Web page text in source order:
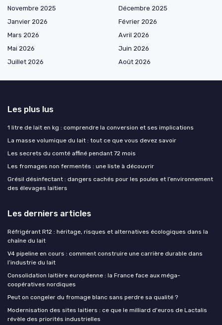
Novembre 2025
Décembre 2025
Janvier 2026
Février 2026
Mars 2026
Avril 2026
Mai 2026
Juin 2026
Juillet 2026
Août 2026
Les plus lus
1 litre de lait en kg : comprendre la conversion et ses implications
La masse volumique du lait : tout ce que vous devez savoir
Les secrets du comté affiné pendant 72 mois
Les fromages non fermentés : une liste à découvrir
Grésil désinfectant : dangers cachés pour les poules et l’environnement
des élevages laitiers
Les derniers articles
Réfrigérant R12 : héritage, risques et alternatives écologiques dans la
chaîne du lait
V4 pipeline en cours : comment construire une carrière durable dans
l’industrie du lait
Consolidation laitière européenne : la France face aux méga-
coopératives nordiques
Peut on congeler du fromage blanc sans perdre sa qualité ?
Modernisation des sites laitiers : ce que le milliard d'euros de Lactalis
révèle des priorités industrielles